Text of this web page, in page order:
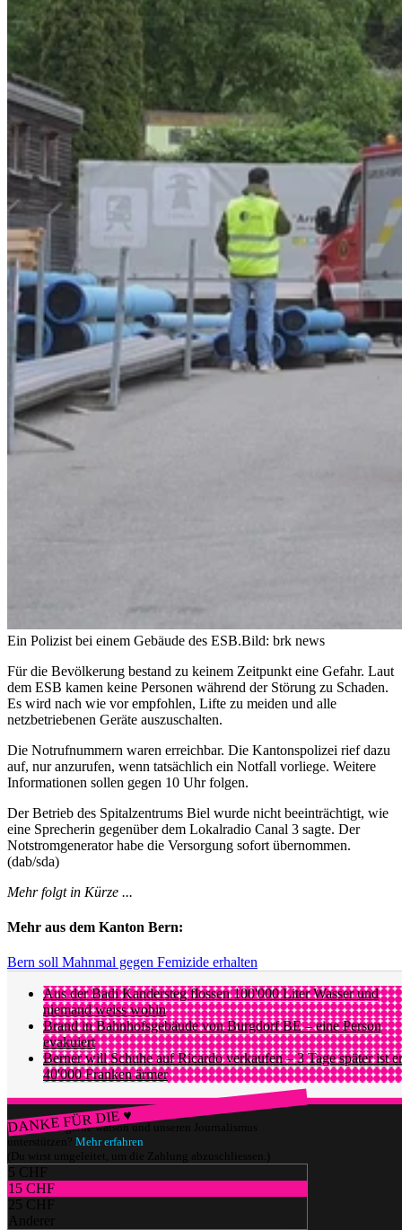
Ein Polizist bei einem Gebäude des ESB.Bild: brk news
Für die Bevölkerung bestand zu keinem Zeitpunkt eine Gefahr. Laut
dem ESB kamen keine Personen während der Störung zu Schaden.
Es wird nach wie vor empfohlen, Lifte zu meiden und alle
netzbetriebenen Geräte auszuschalten.
Die Notrufnummern waren erreichbar. Die Kantonspolizei rief dazu
auf, nur anzurufen, wenn tatsächlich ein Notfall vorliege. Weitere
Informationen sollen gegen 10 Uhr folgen.
Der Betrieb des Spitalzentrums Biel wurde nicht beeinträchtigt, wie
eine Sprecherin gegenüber dem Lokalradio Canal 3 sagte. Der
Notstromgenerator habe die Versorgung sofort übernommen.
(dab/sda)
Mehr folgt in Kürze ...
Mehr aus dem Kanton Bern:
Bern soll Mahnmal gegen Femizide erhalten
Aus der Badi Kandersteg flossen 100'000 Liter Wasser und
niemand weiss wohin
Brand in Bahnhofsgebäude von Burgdorf BE – eine Person
evakuiert
Berner will Schuhe auf Ricardo verkaufen – 3 Tage später ist er
40'000 Franken ärmer
DANKE FÜR DIE ♥
Würdest du gerne watson und unseren Journalismus
unterstützen? Mehr erfahren
(Du wirst umgeleitet, um die Zahlung abzuschliessen.)
5 CHF
15 CHF
25 CHF
Anderer